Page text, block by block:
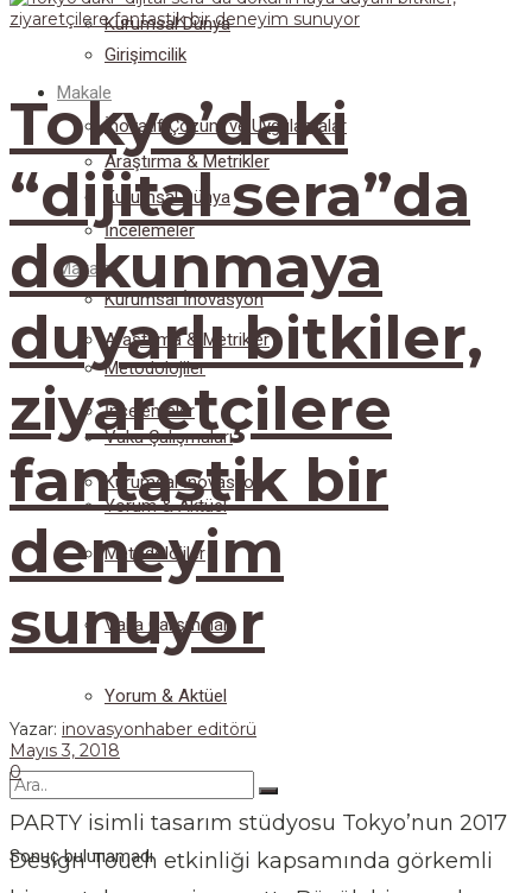
Kurumsal Dünya
Makale
Araştırma & Metrikler
İncelemeler
Kurumsal İnovasyon
Metodolojiler
Vaka Çalışmaları
Yorum & Aktüel
Girişimcilik
İnovatif Çözüm ve Uygulamalar
Kurumsal Dünya
Makale
Araştırma & Metrikler
İncelemeler
Kurumsal İnovasyon
Metodolojiler
Vaka Çalışmaları
Yorum & Aktüel
Sonuç bulunamadı
Tokyo’daki
“dijital sera”da
dokunmaya
duyarlı bitkiler,
ziyaretçilere
fantastik bir
deneyim
sunuyor
Yazar: inovasyonhaber editörü
Mayıs 3, 2018
0
PARTY isimli tasarım stüdyosu Tokyo’nun 2017
Design Touch etkinliği kapsamında görkemli